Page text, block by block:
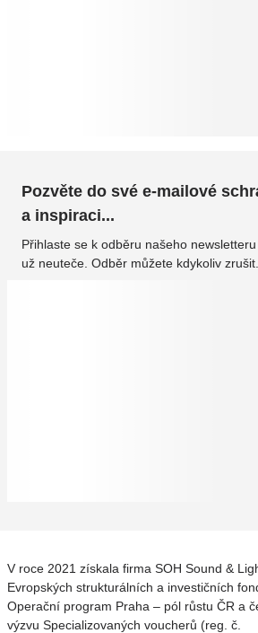
Pozvěte do své e-mailové
a inspiraci...
Přihlaste se k odběru našeho
už neuteče. Odběr můžete kdykoliv zrušit.
V roce 2021 získala firma SOH Sound &
Evropských strukturálních a investičních
Operační program Praha – pól růstu ČR a
výzvu Specializovaných voucherů (reg. č.